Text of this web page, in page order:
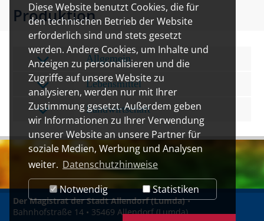
Diese Website benutzt Cookies, die für
den technischen Betrieb der Website
erforderlich sind und stets gesetzt
werden. Andere Cookies, um Inhalte und
Anzeigen zu personalisieren und die
Zugriffe auf unsere Website zu
analysieren, werden nur mit Ihrer
Zustimmung gesetzt. Außerdem geben
wir Informationen zu Ihrer Verwendung
unserer Website an unsere Partner für
soziale Medien, Werbung und Analysen
weiter. Datenschutzhinweise
Notwendig
Statistiken
Produktion
Allgemein
Lebensmittel
Landwirtschaft
Der Magistrat der Stadt Allendorf (Lumda)•
Bahnhofstraße 14 • 35469 Allendorf (Lumda)